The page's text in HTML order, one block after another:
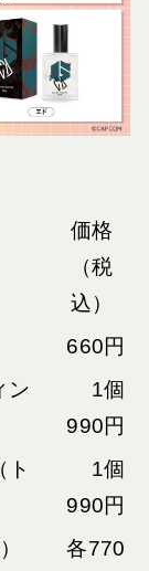
価格
（税
込）
660円
ン
1個
990円
ト
1個
990円
各770